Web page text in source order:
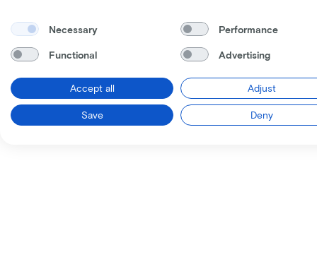
Necessary Performance
Functional Advertising
Accept all Adjust
Save Deny